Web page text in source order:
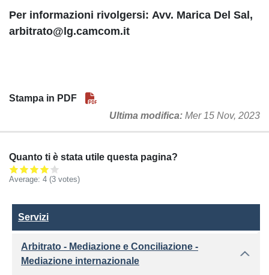
Per informazioni rivolgersi: Avv. Marica Del Sal,
arbitrato@lg.camcom.it
Stampa in PDF
Ultima modifica Mer 15 Nov, 2023
Quanto ti è stata utile questa pagina?
Average: 4 (3 votes)
Servizi
Servizi
Arbitrato - Mediazione e Conciliazione -
Mediazione internazionale